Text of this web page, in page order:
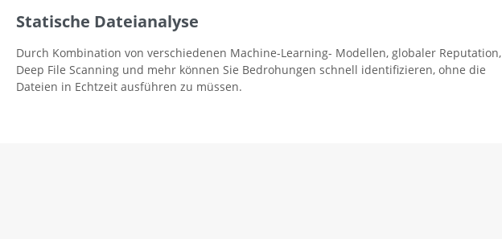
Statische Dateianalyse
Durch Kombination von verschiedenen Machine-Learning- Modellen, globaler Reputation,
Deep File Scanning und mehr können Sie Bedrohungen schnell identifizieren, ohne die
Dateien in Echtzeit ausführen zu müssen.